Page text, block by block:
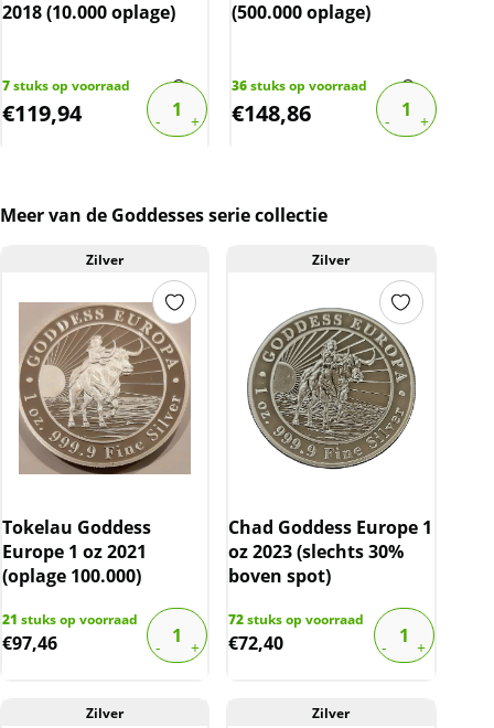
2018 (10.000 oplage)
7stuks op voorraad
€119,94
(500.000 oplage)
36stuks op voorraad
€148,86
Meer van de Goddesses serie collectie
Zilver
Tokelau Goddess
Europe 1 oz 2021
(oplage 100.000)
21 stuks op voorraad
€97,46
Zilver
Chad Goddess Europe 1
oz 2023 (slechts 30%
boven spot)
72stuks op voorraad
€72,40
Zilver Zilver